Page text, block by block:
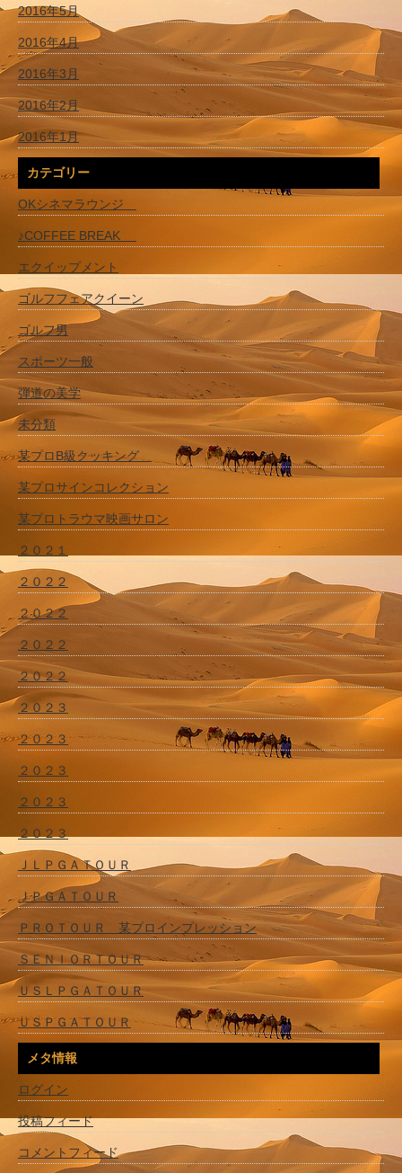
2016年5月
2016年4月
2016年3月
2016年2月
2016年1月
カテゴリー
OKシネマラウンジ
♪COFFEE BREAK
エクイップメント
ゴルフフェアクイーン
ゴルフ男
スポーツ一般
弾道の美学
未分類
某プロB級クッキング
某プロサインコレクション
某プロトラウマ映画サロン
２０２１
２０２２
２０２２
２０２２
２０２２
２０２３
２０２３
２０２３
２０２３
２０２３
ＪＬＰＧＡＴＯＵＲ
ＪＰＧＡＴＯＵＲ
ＰＲＯＴＯＵＲ 某プロインプレッション
ＳＥＮＩＯＲＴＯＵＲ
ＵＳＬＰＧＡＴＯＵＲ
ＵＳＰＧＡＴＯＵＲ
メタ情報
ログイン
投稿フィード
コメントフィード